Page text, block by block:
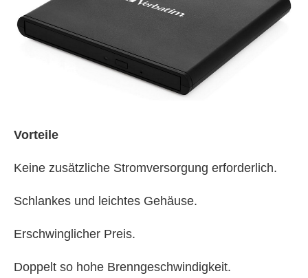
Vorteile
Keine zusätzliche Stromversorgung erforderlich.
Schlankes und leichtes Gehäuse.
Erschwinglicher Preis.
Doppelt so hohe Brenngeschwindigkeit.